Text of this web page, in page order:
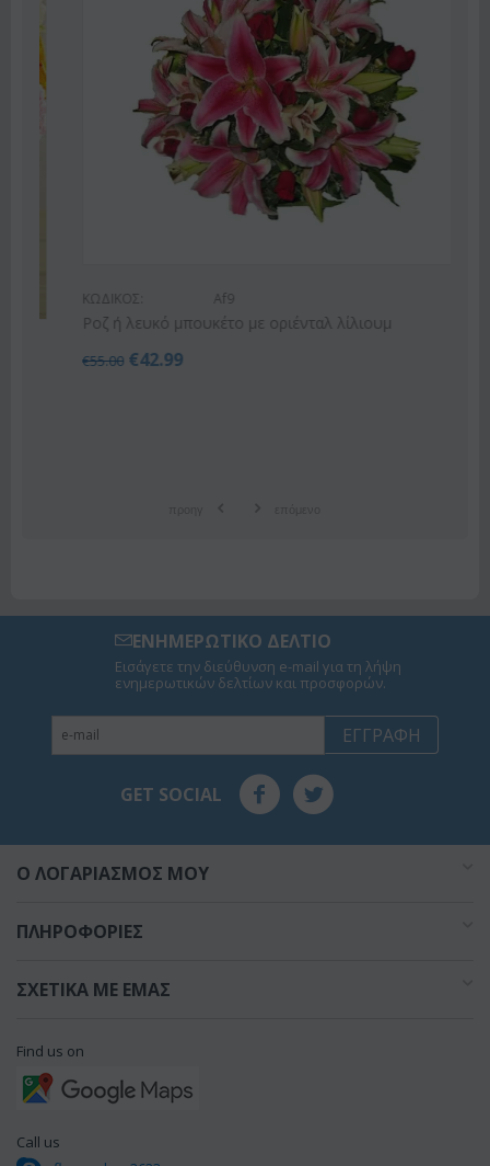
ΚΩΔΙΚΟΣ:
Ροζ ή λευκό μπουκέτο με οριένταλ λίλιουμ
55.00 €42.99
ΕΝΗΜΕΡΩΤΙΚΟ ΔΕΛΤΙΟ
Εισάγετε την διεύθυνση e-mail για τη λήψη
ενημερωτικών δελτίων και προσφορών.
ΕΓΓΡΑΦΉ
GET SOCIAL
O ΛΟΓΑΡΙΑΣΜΌΣ ΜΟΥ
ΠΛΗΡΟΦΟΡΊΕΣ
ΣΧΕΤΙΚΆ ΜΕ ΕΜΆΣ
Find us on
Call us